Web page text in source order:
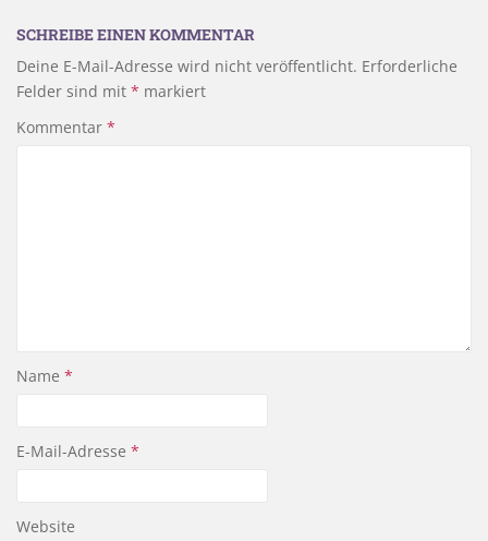
SCHREIBE EINEN KOMMENTAR
Deine E-Mail-Adresse wird nicht veröffentlicht. Erforderliche
Felder sind mit * markiert
Kommentar *
Name *
E-Mail-Adresse *
Website